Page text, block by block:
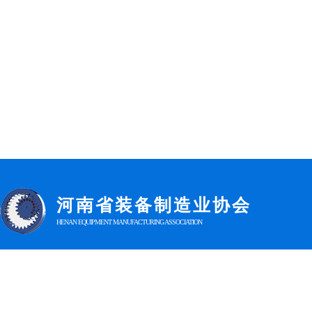
河南省装备制造业协会
HENAN EQUIPMENT MANUFACTURING ASSOCIATION